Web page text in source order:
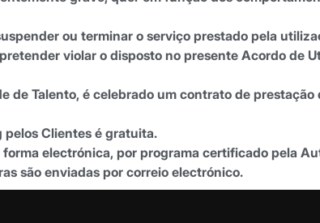
ou terminar o serviço prestado pela
violar o disposto no presente Acordo de
de Talento, é celebrado um contrato de
Clientes é gratuita.
electrónica, por programa certificado pela
são enviadas por correio electrónico.